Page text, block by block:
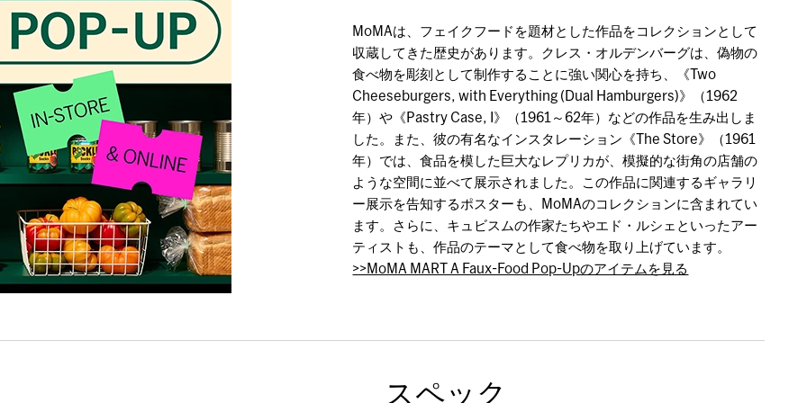
MoMAは、フェイクフードを題材とした作品をコレクションとして
収蔵してきた歴史があります。クレス・オルデンバーグは、偽物の
食べ物を彫刻として制作することに強い関心を持ち、《Two
Cheeseburgers, with Everything (Dual Hamburgers)》（1962
年）や《Pastry Case, I》（1961～62年）などの作品を生み出しま
した。また、彼の有名なインスタレーション《The Store》（1961
年）では、食品を模した巨大なレプリカが、模擬的な街角の店舗の
ような空間に並べて展示されました。この作品に関連するギャラリ
ー展示を告知するポスターも、MoMAのコレクションに含まれてい
ます。さらに、キュビスムの作家たちやエド・ルシェといったアー
ティストも、作品のテーマとして食べ物を取り上げています。
>>MoMA MART A Faux-Food Pop-Upのアイテムを見る
スペック